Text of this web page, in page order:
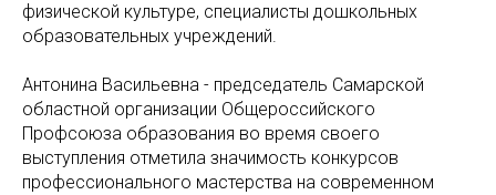
физической культуре, специалисты дошкольных
образовательных учреждений.
Антонина Васильевна - председатель Самарской
областной организации Общероссийского
Профсоюза образования во время своего
выступления отметила значимость конкурсов
профессионального мастерства на современном